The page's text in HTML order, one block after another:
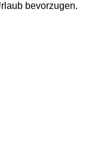
bevorzugen.